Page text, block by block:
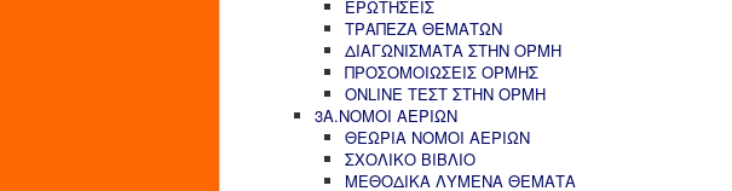
ΕΡΩΤΗΣΕΙΣ
ΤΡΑΠΕΖΑ ΘΕΜΑΤΩΝ
ΔΙΑΓΩΝΙΣΜΑΤΑ ΣΤΗΝ ΟΡΜΗ
ΠΡΟΣΟΜΟΙΩΣΕΙΣ ΟΡΜΗΣ
ONLINE ΤΕΣΤ ΣΤΗΝ ΟΡΜΗ
3Α.ΝΟΜΟΙ ΑΕΡΙΩΝ
ΘΕΩΡΙΑ ΝΟΜΟΙ ΑΕΡΙΩΝ
ΣΧΟΛΙΚΟ ΒΙΒΛΙΟ
ΜΕΘΟΔΙΚΑ ΛΥΜΕΝΑ ΘΕΜΑΤΑ